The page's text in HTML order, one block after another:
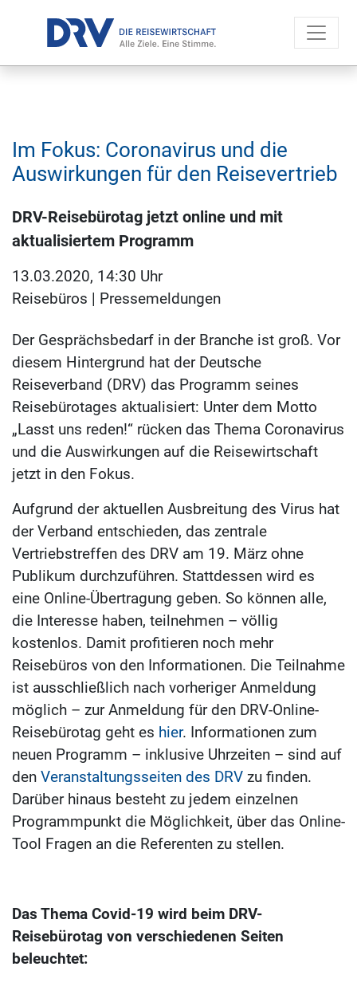
Im Fokus: Coronavirus und die
Auswirkungen für den Reisevertrieb
DRV-Reisebürotag jetzt online und mit
aktualisiertem Programm
13.03.2020, 14:30 Uhr
Reisebüros | Pressemeldungen
Der Gesprächsbedarf in der Branche ist groß. Vor
diesem Hintergrund hat der Deutsche
Reiseverband (DRV) das Programm seines
Reisebürotages aktualisiert: Unter dem Motto
„Lasst uns reden!“ rücken das Thema Coronavirus
und die Auswirkungen auf die Reisewirtschaft
jetzt in den Fokus.
Aufgrund der aktuellen Ausbreitung des Virus hat
der Verband entschieden, das zentrale
Vertriebstreffen des DRV am 19. März ohne
Publikum durchzuführen. Stattdessen wird es
eine Online-Übertragung geben. So können alle,
die Interesse haben, teilnehmen – völlig
kostenlos. Damit profitieren noch mehr
Reisebüros von den Informationen. Die Teilnahme
ist ausschließlich nach vorheriger Anmeldung
möglich – zur Anmeldung für den DRV-Online-
Reisebürotag geht es hier. Informationen zum
neuen Programm – inklusive Uhrzeiten – sind auf
den Veranstaltungsseiten des DRV zu finden.
Darüber hinaus besteht zu jedem einzelnen
Programmpunkt die Möglichkeit, über das Online-
Tool Fragen an die Referenten zu stellen.
Das Thema Covid-19 wird beim DRV-
Reisebürotag von verschiedenen Seiten
beleuchtet: